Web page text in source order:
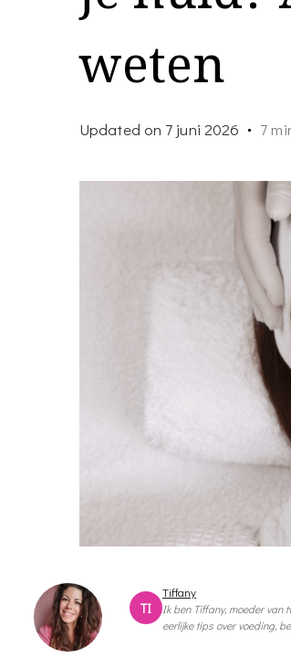
weten
Updated on 7 juni 2026 7
TI
Tiffany
Ik ben Tiffany, moeder van
eerlijke tips over voeding,